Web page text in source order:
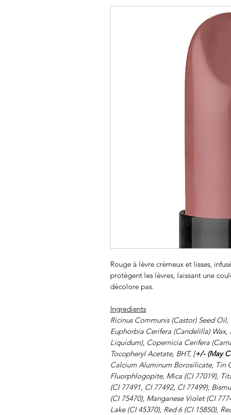
Rouge à lèvre crémeux et lisses,
protègent les lèvres, laissant une
décolore pas.
Ingredients
Ricinus Communis (Castor) Seed
Euphorbia Cerifera (Candelilla)
Liquidum), Copernicia Cerifera
Tocopheryl Acetate, BHT, [+/- (May
Calcium Aluminum Borosilicate, Tin
Fluorphlogopite, Mica (CI 77019),
(CI 77491, CI 77492, CI 77499),
(CI 75470), Manganese Violet (CI
Lake (CI 45370), Red 6 (CI 15850),